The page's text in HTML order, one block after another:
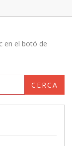
en el botó de
CERCA